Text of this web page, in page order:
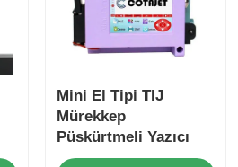
Mini El Tipi TIJ
Mürekkep
Püskürtmeli Yazıcı
Hafif Küçük